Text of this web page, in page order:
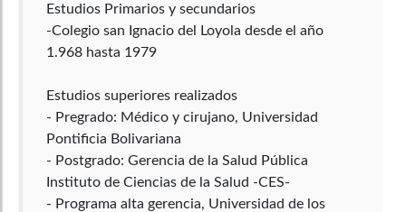
Estudios Primarios y secundarios
-Colegio san Ignacio del Loyola desde el año
1.968 hasta 1979
Estudios superiores realizados
- Pregrado: Médico y cirujano, Universidad
Pontificia Bolivariana
- Postgrado: Gerencia de la Salud Pública
Instituto de Ciencias de la Salud -CES-
- Programa alta gerencia, Universidad de los